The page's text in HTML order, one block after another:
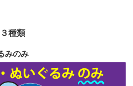
お道具も含め一式で引き取っ
令和5年11月09日(木)
令和5年9月21日(木)
令和5年8月1日(火)
３種類
みのみ